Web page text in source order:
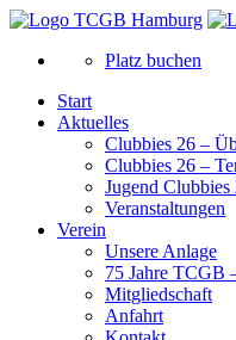
Platz buchen
Start
Aktuelles
Clubbies 26 –
Clubbies 26 –
Jugend Clubbies
Veranstaltungen
Verein
Unsere Anlage
75 Jahre TCGB
Mitgliedschaft
Anfahrt